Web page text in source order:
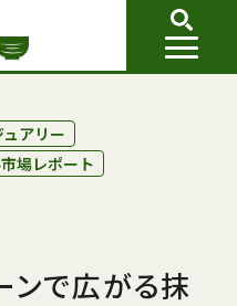
アリー
場レポート
ンで広がる抹